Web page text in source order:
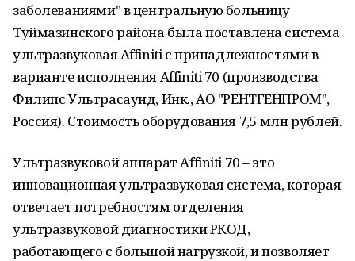
заболеваниями" в центральную больницу
Туймазинского района была поставлена система
ультразвуковая Affiniti с принадлежностями в
варианте исполнения Affiniti 70 (производства
Филипс Ультрасаунд, Инк., АО "РЕНТГЕНПРОМ",
Россия). Стоимость оборудования 7,5 млн рублей.
Ультразвуковой аппарат Affiniti 70 – это
инновационная ультразвуковая система, которая
отвечает потребностям отделения
ультразвуковой диагностики РКОД,
работающего с большой нагрузкой, и позволяет